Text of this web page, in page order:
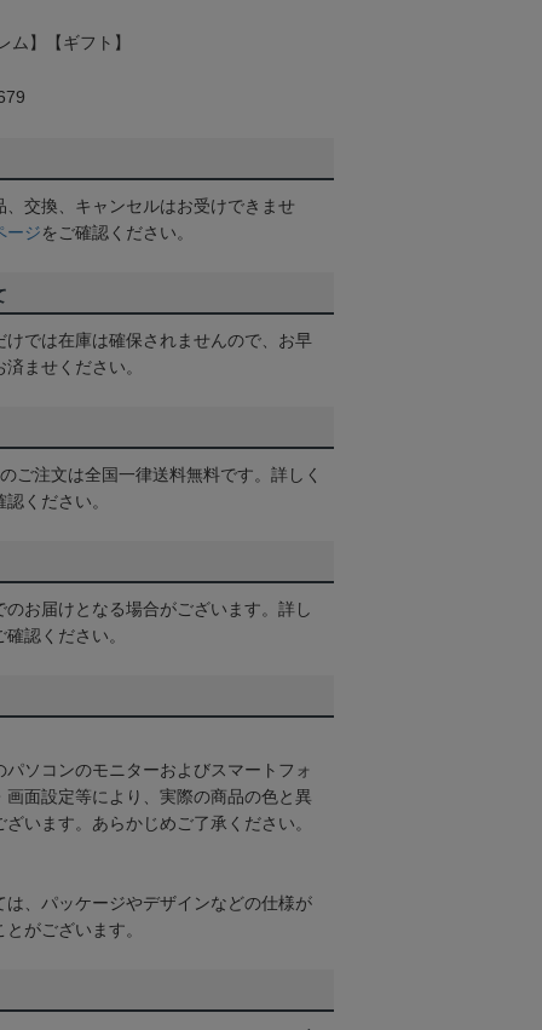
ム】【ギフト】
交換、キャンセルはお受けできませ
ージをご確認ください。
けでは在庫は確保されませんので、お早
ませください。
ご注文は全国一律送料無料です。詳しく
認ください。
お届けとなる場合がございます。詳し
確認ください。
ソコンのモニターおよびスマートフォ
画面設定等により、実際の商品の色と異
います。あらかじめご了承ください。
は、パッケージやデザインなどの仕様が
がございます。